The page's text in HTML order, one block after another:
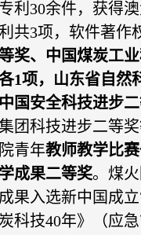
利30余件，获得
共3项，软件著作
奖、中国煤炭工
1项，山东省自然
国安全科技进步
团科技进步二等
青年教师教学比
成果二等奖。煤
果入选新中国成
科技40年》（应